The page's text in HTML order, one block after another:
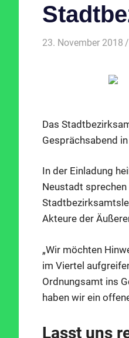
23. November 2018
Das
Gesprächsabend
In der Einladung
Neustadt
Akteure der
„Wir möchten
im Viertel
Ordnungsamt ins
haben wir ein
Lasst uns